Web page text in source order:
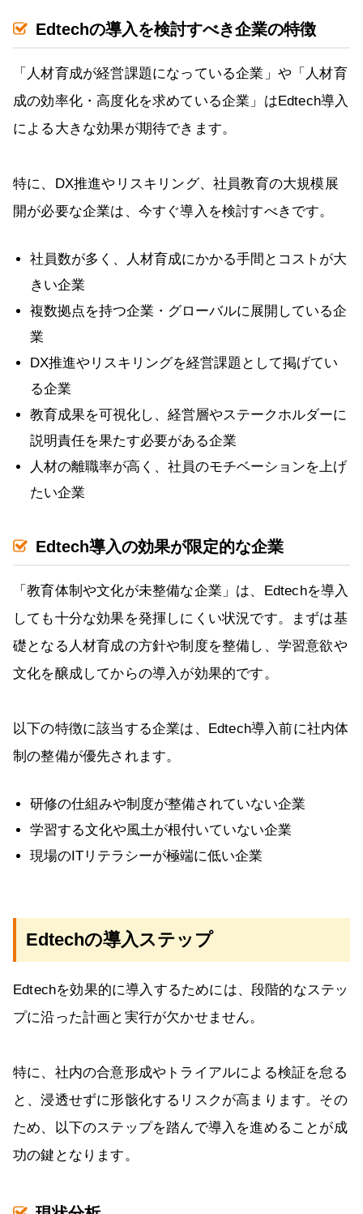
Edtechの導入を検討すべき企業の特徴
「人材育成が経営課題になっている企業」や「人材育
成の効率化・高度化を求めている企業」はEdtech導入
による大きな効果が期待できます。
特に、DX推進やリスキリング、社員教育の大規模展
開が必要な企業は、今すぐ導入を検討すべきです。
社員数が多く、人材育成にかかる手間とコストが大
きい企業
複数拠点を持つ企業・グローバルに展開している企
業
DX推進やリスキリングを経営課題として掲げてい
る企業
教育成果を可視化し、経営層やステークホルダーに
説明責任を果たす必要がある企業
人材の離職率が高く、社員のモチベーションを上げ
たい企業
Edtech導入の効果が限定的な企業
「教育体制や文化が未整備な企業」は、Edtechを導入
しても十分な効果を発揮しにくい状況です。まずは基
礎となる人材育成の方針や制度を整備し、学習意欲や
文化を醸成してからの導入が効果的です。
以下の特徴に該当する企業は、Edtech導入前に社内体
制の整備が優先されます。
研修の仕組みや制度が整備されていない企業
学習する文化や風土が根付いていない企業
現場のITリテラシーが極端に低い企業
Edtechの導入ステップ
Edtechを効果的に導入するためには、段階的なステッ
プに沿った計画と実行が欠かせません。
特に、社内の合意形成やトライアルによる検証を怠る
と、浸透せずに形骸化するリスクが高まります。その
ため、以下のステップを踏んで導入を進めることが成
功の鍵となります。